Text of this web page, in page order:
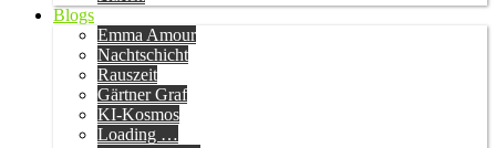
Blogs
Emma Amour
Nachtschicht
Rauszeit
Gärtner Graf
KI-Kosmos
Loading …